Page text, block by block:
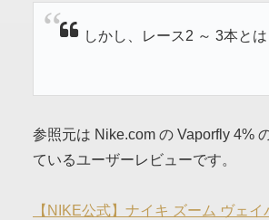
しかし、レース2 ～ 3本とは
参照元は Nike.com の Vaporfly 4%
ているユーザーレビューです。
【NIKE公式】ナイキ ズーム ヴェ